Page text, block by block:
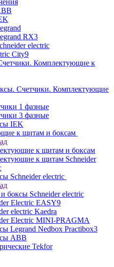
RX3
electric
City9
Комплектующие к
Счетчики. Комплектующие
1 фазные
3 фазные
IEK
к щитам и боксам
к щитам и боксам
к щитам Schneider
Schneider electric
боксы Schneider electric
Electric EASY9
electric Kaedra
Electric MINI-PRAGMA
Legrand Nedbox Practibox3
ABB
Tekfor